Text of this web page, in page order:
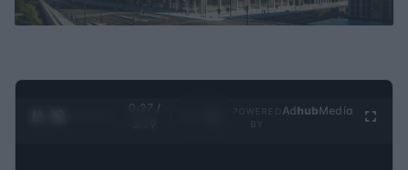
0:28 /
Ad hubMedia